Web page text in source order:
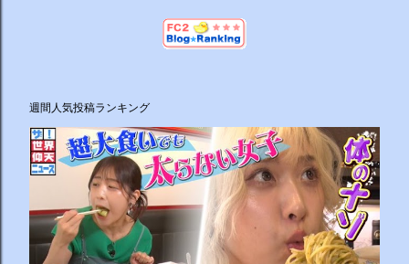
週間人気投稿ランキング